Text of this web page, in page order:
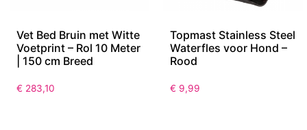
Vet Bed Bruin met Witte
Voetprint – Rol 10 Meter
| 150 cm Breed
€ 283,10
Topmast Stainless Steel
Waterfles voor Hond –
Rood
€ 9,99